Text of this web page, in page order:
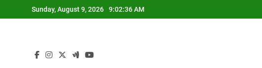
to
Sunday, August 9, 2026 9:02:36 AM